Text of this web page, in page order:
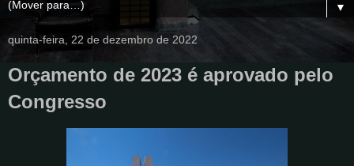
▼
quinta-feira, 22 de dezembro de 2022
Orçamento de 2023 é aprovado pelo
Congresso